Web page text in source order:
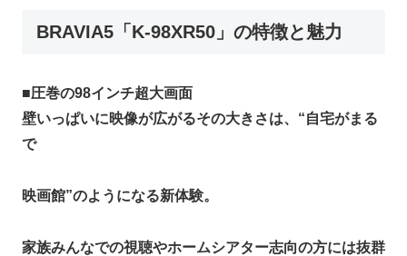
BRAVIA5「K-98XR50」の特徴と魅力
■圧巻の98インチ超大画面
壁いっぱいに映像が広がるその大きさは、“自宅がまる
で
映画館”のようになる新体験。
家族みんなでの視聴やホームシアター志向の方には抜群